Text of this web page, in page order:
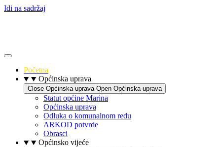
Idi na sadržaj
Početna
Općinska uprava
Close Općinska uprava Open Općinska uprava
Statut općine Marina
Općinska uprava
Odluka o komunalnom redu
ARKOD potvrde
Obrasci
Općinsko vijeće